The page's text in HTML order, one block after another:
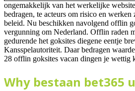
ongemakkelijk van het werkelijke
bedragen, te acteurs om risico en
beleid. Nu beschikken navolgend offlin
vergunning om Nederland. Offlin raden
gedurende het goksites diegene eentje
Kansspelautoriteit. Daar bedragen
28 offlin goksites vacan dingen je wettig
Why bestaan bet365